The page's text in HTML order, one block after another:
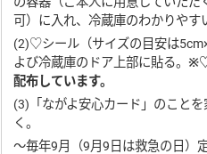
可）に入れ、冷蔵庫のわかりやす
(2)♡シール（サイズの目安は
よび冷蔵庫のドア上部に貼る。※♡
配布しています。
(3)「ながよ安心カード」のこと
く。
～毎年9月（9月9日は救急の日）